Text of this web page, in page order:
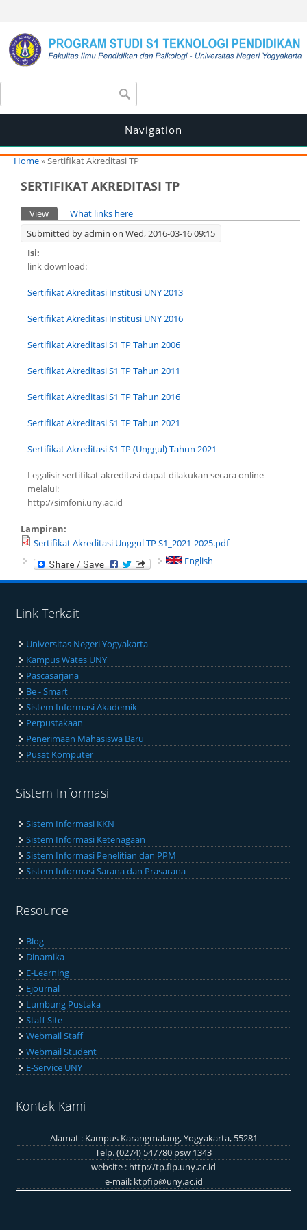
Search form
Navigation
You are here
Home» Sertifikat Akreditasi TP
SERTIFIKAT AKREDITASI TP
Primary tabs
View (active tab)
What links here
Submitted byadmin on Wed, 2016-03-16 09:15
Isi:
link download:
Sertifikat Akreditasi Institusi UNY 2013
Sertifikat Akreditasi Institusi UNY 2016
Sertifikat Akreditasi S1 TP Tahun 2006
Sertifikat Akreditasi S1 TP Tahun 2011
Sertifikat Akreditasi S1 TP Tahun 2016
Sertifikat Akreditasi S1 TP Tahun 2021
Sertifikat Akreditasi S1 TP (Unggul) Tahun 2021
Legalisir sertifikat akreditasi dapat dilakukan secara online
melalui:
http://simfoni.uny.ac.id
Lampiran:
Sertifikat Akreditasi Unggul TP S1_2021-2025.pdf
English
Link Terkait
Universitas Negeri Yogyakarta
Kampus Wates UNY
Pascasarjana
Be - Smart
Sistem Informasi Akademik
Perpustakaan
Penerimaan Mahasiswa Baru
Pusat Komputer
Sistem Informasi
Sistem Informasi KKN
Sistem Informasi Ketenagaan
Sistem Informasi Penelitian dan PPM
Sistem Informasi Sarana dan Prasarana
Resource
Blog
Dinamika
E-Learning
Ejournal
Lumbung Pustaka
Staff Site
Webmail Staff
Webmail Student
E-Service UNY
Kontak Kami
Alamat : Kampus Karangmalang, Yogyakarta, 55281
Telp. (0274) 547780 psw 1343
website : http://tp.fip.uny.ac.id
e-mail: ktpfip@uny.ac.id